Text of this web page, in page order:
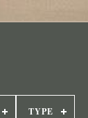
TYPE